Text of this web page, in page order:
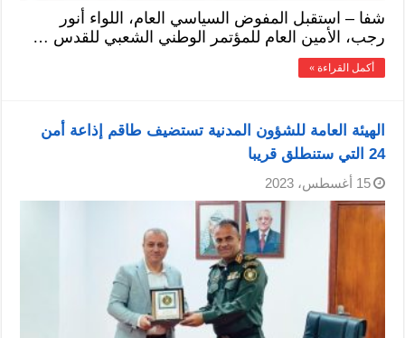
شفا – استقبل المفوض السياسي العام، اللواء أنور
رجب، الأمين العام للمؤتمر ‏الوطني الشعبي للقدس …
أكمل القراءة »
الهيئة العامة للشؤون المدنية تستضيف طاقم إذاعة أمن
24 التي ستنطلق قريبا
15 أغسطس، 2023